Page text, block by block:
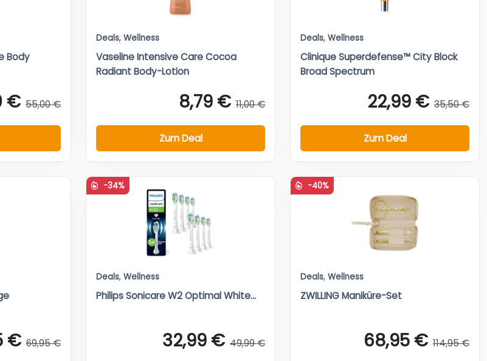
Body
€ 55,00 €
Deals, Wellness
Vaseline Intensive Care Cocoa
Radiant Body-Lotion
8,79 € 11,00 €
Zum Deal
Deals, Wellness
Clinique Superdefense™ City Block
Broad Spectrum
22,99 € 35,50 €
Zum Deal
€ 69,95 €
-34%
Deals, Wellness
Philips Sonicare W2 Optimal White...
32,99 € 49,99 €
-40%
Deals, Wellness
ZWILLING Maniküre-Set
68,95 € 114,95 €